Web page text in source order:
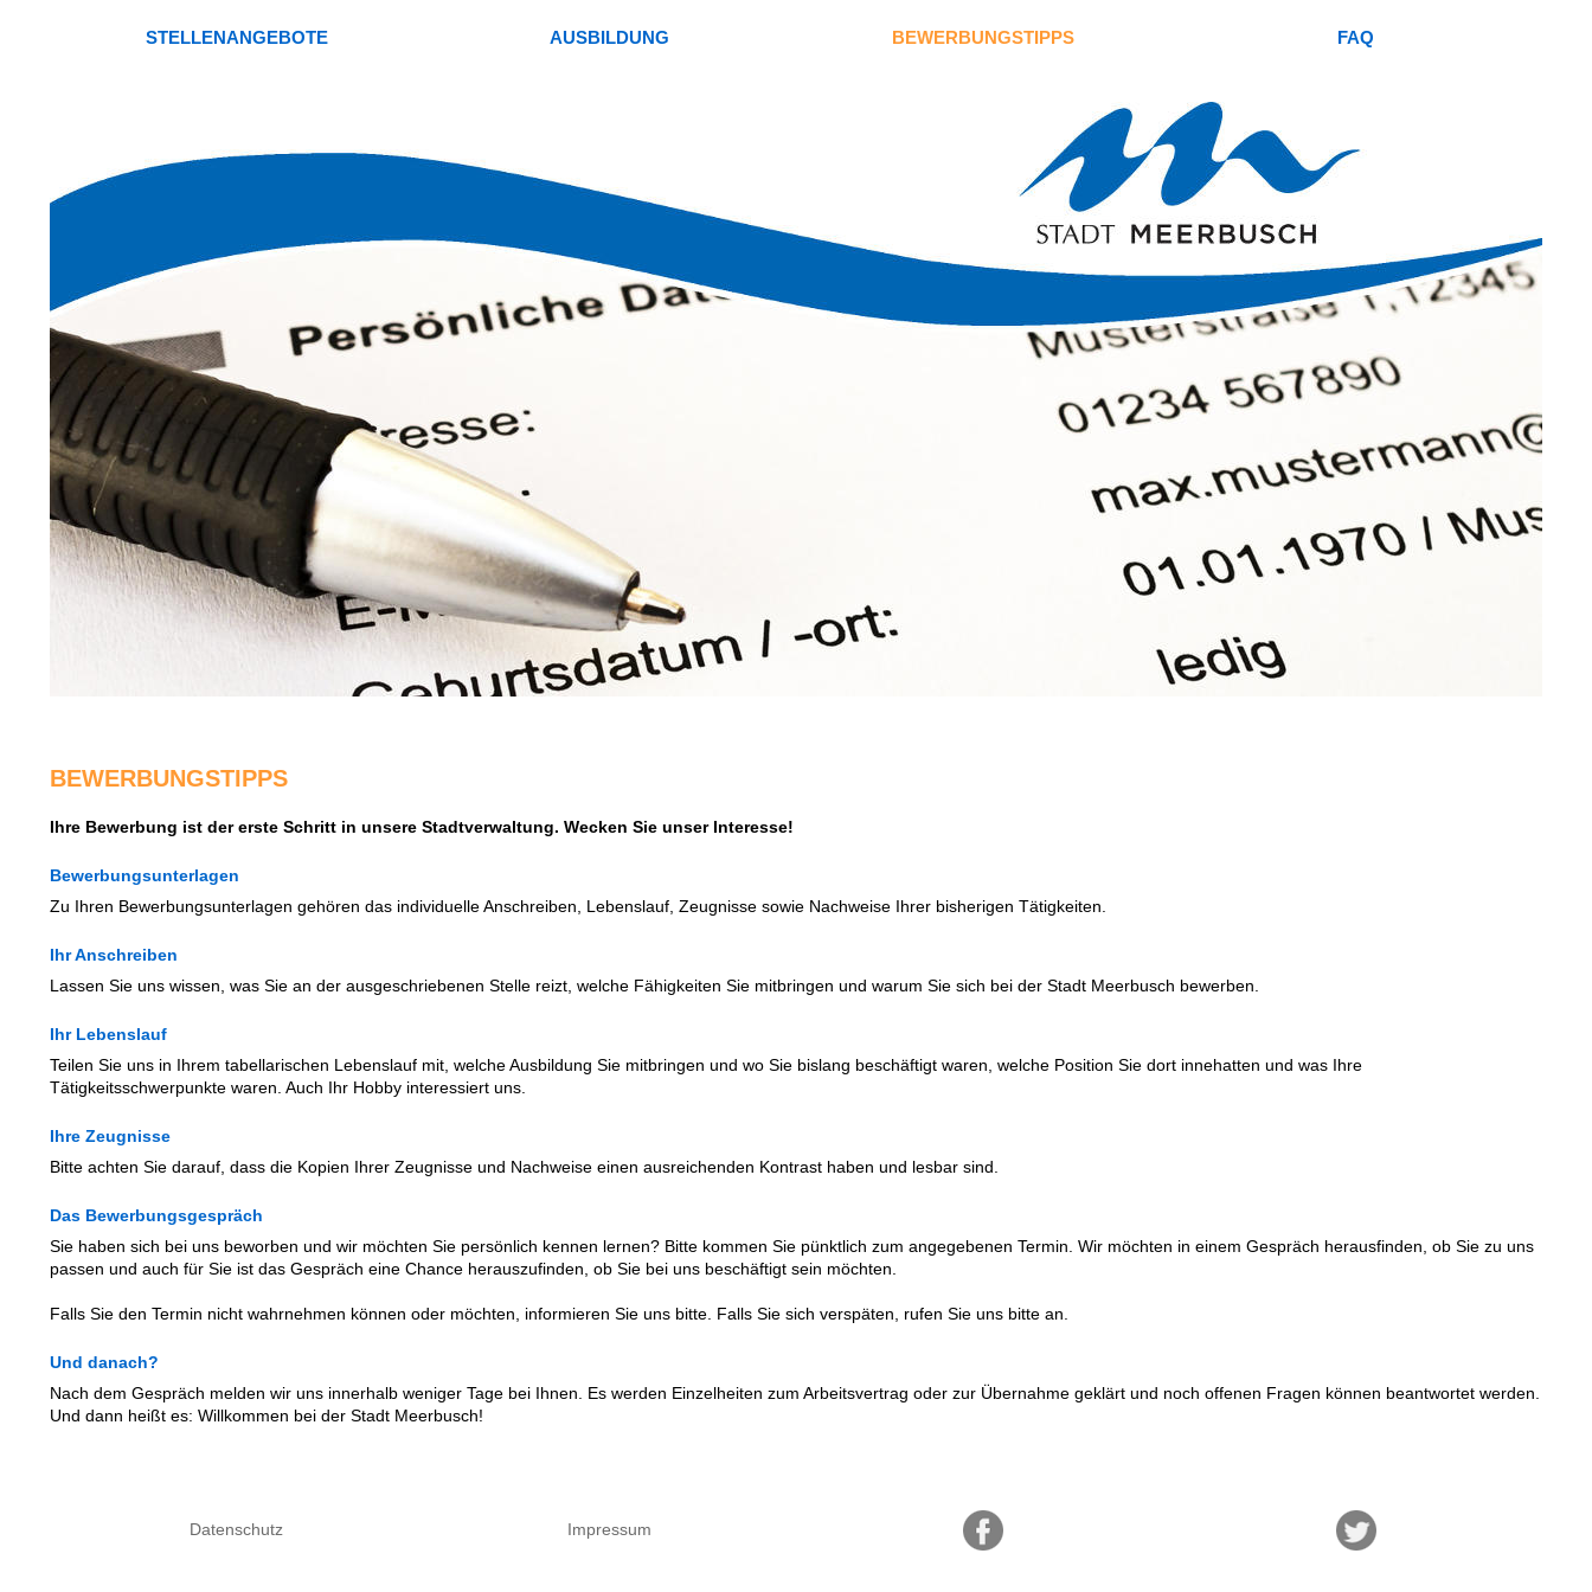
STELLENANGEBOTE AUSBILDUNG BEWERBUNGSTIPPS FAQ
BEWERBUNGSTIPPS
Ihre Bewerbung ist der erste Schritt in unsere Stadtverwaltung. Wecken Sie unser Interesse!
Bewerbungsunterlagen
Zu Ihren Bewerbungsunterlagen gehören das individuelle Anschreiben, Lebenslauf, Zeugnisse sowie Nachweise Ihrer bisherigen Tätigkeiten.
Ihr Anschreiben
Lassen Sie uns wissen, was Sie an der ausgeschriebenen Stelle reizt, welche Fähigkeiten Sie mitbringen und warum Sie sich bei der Stadt Meerbusch bewerben.
Ihr Lebenslauf
Teilen Sie uns in Ihrem tabellarischen Lebenslauf mit, welche Ausbildung Sie mitbringen und wo Sie bislang beschäftigt waren, welche Position Sie dort innehatten und was Ihre
Tätigkeitsschwerpunkte waren. Auch Ihr Hobby interessiert uns.
Ihre Zeugnisse
Bitte achten Sie darauf, dass die Kopien Ihrer Zeugnisse und Nachweise einen ausreichenden Kontrast haben und lesbar sind.
Das Bewerbungsgespräch
Sie haben sich bei uns beworben und wir möchten Sie persönlich kennen lernen? Bitte kommen Sie pünktlich zum angegebenen Termin. Wir möchten in einem Gespräch herausfinden, ob Sie zu uns
passen und auch für Sie ist das Gespräch eine Chance herauszufinden, ob Sie bei uns beschäftigt sein möchten.
Falls Sie den Termin nicht wahrnehmen können oder möchten, informieren Sie uns bitte. Falls Sie sich verspäten, rufen Sie uns bitte an.
Und danach?
Nach dem Gespräch melden wir uns innerhalb weniger Tage bei Ihnen. Es werden Einzelheiten zum Arbeitsvertrag oder zur Übernahme geklärt und noch offenen Fragen können beantwortet werden.
Und dann heißt es: Willkommen bei der Stadt Meerbusch!
Datenschutz Impressum